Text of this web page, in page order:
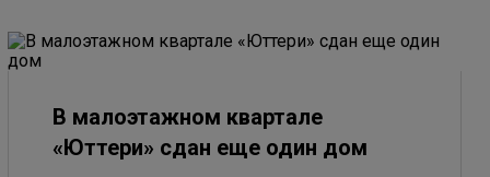
В малоэтажном квартале
«Юттери» сдан еще один дом